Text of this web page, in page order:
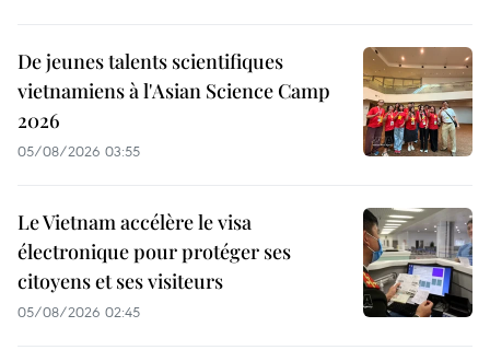
De jeunes talents scientifiques
vietnamiens à l'Asian Science Camp
2026
05/08/2026 03:55
Le Vietnam accélère le visa
électronique pour protéger ses
citoyens et ses visiteurs
05/08/2026 02:45